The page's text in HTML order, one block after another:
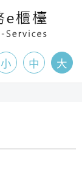
小 中 大